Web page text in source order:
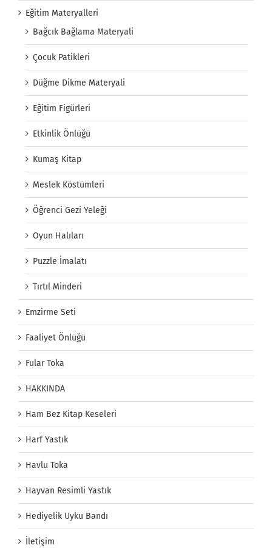
Eğitim Materyalleri
Bağcık Bağlama Materyali
Çocuk Patikleri
Düğme Dikme Materyali
Eğitim Figürleri
Etkinlik Önlüğü
Kumaş Kitap
Meslek Köstümleri
Öğrenci Gezi Yeleği
Oyun Halıları
Puzzle İmalatı
Tırtıl Minderi
Emzirme Seti
Faaliyet Önlüğü
Fular Toka
HAKKINDA
Ham Bez Kitap Keseleri
Harf Yastık
Havlu Toka
Hayvan Resimli Yastık
Hediyelik Uyku Bandı
İletişim